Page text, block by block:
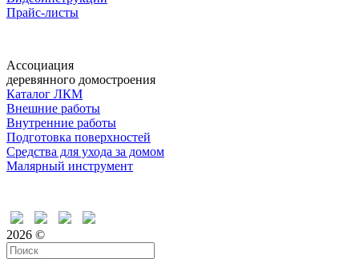
Прайс-листы
Ассоциация
деревянного домостроения
Каталог ЛКМ
Внешние работы
Внутренние работы
Подготовка поверхностей
Средства для ухода за домом
Малярный инструмент
2026 ©